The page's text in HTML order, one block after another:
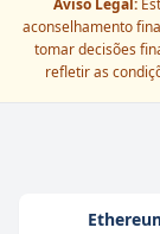
Aviso Legal:
aconselhamento
tomar decisões
refletir as